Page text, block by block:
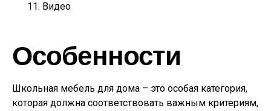
Видео
Особенности
Школьная мебель для дома – это особая категория,
которая должна соответствовать важным критериям,